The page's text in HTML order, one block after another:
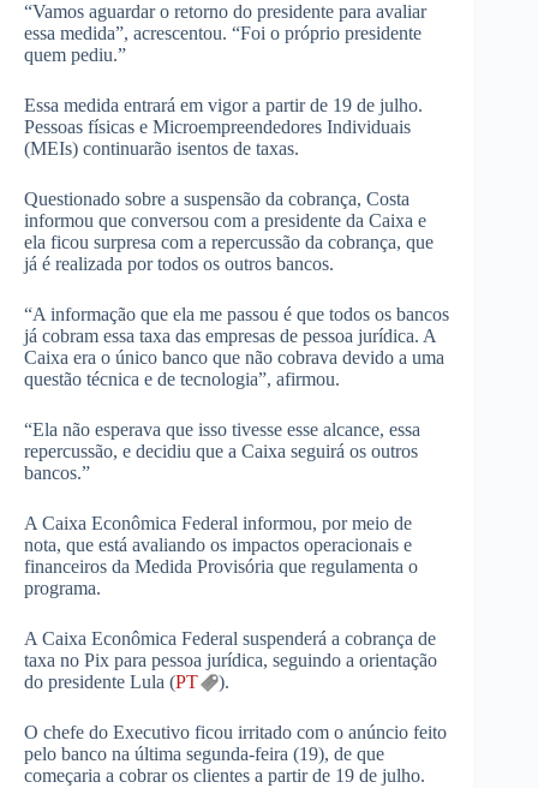
“Vamos aguardar o retorno do presidente para avaliar
essa medida”, acrescentou. “Foi o próprio presidente
quem pediu.”
Essa medida entrará em vigor a partir de 19 de julho.
Pessoas físicas e Microempreendedores Individuais
(MEIs) continuarão isentos de taxas.
Questionado sobre a suspensão da cobrança, Costa
informou que conversou com a presidente da Caixa e
ela ficou surpresa com a repercussão da cobrança, que
já é realizada por todos os outros bancos.
“A informação que ela me passou é que todos os bancos
já cobram essa taxa das empresas de pessoa jurídica. A
Caixa era o único banco que não cobrava devido a uma
questão técnica e de tecnologia”, afirmou.
“Ela não esperava que isso tivesse esse alcance, essa
repercussão, e decidiu que a Caixa seguirá os outros
bancos.”
A Caixa Econômica Federal informou, por meio de
nota, que está avaliando os impactos operacionais e
financeiros da Medida Provisória que regulamenta o
programa.
A Caixa Econômica Federal suspenderá a cobrança de
taxa no Pix para pessoa jurídica, seguindo a orientação
do presidente Lula (PT ).
O chefe do Executivo ficou irritado com o anúncio feito
pelo banco na última segunda-feira (19), de que
começaria a cobrar os clientes a partir de 19 de julho.